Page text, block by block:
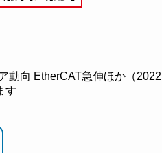
動向 EtherCAT急伸ほか（2022
す